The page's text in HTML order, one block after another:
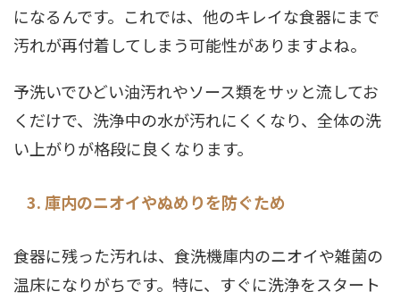
になるんです。これでは、他のキレイな食器にまで
汚れが再付着してしまう可能性がありますよね。
予洗いでひどい油汚れやソース類をサッと流してお
くだけで、洗浄中の水が汚れにくくなり、全体の洗
い上がりが格段に良くなります。
3. 庫内のニオイやぬめりを防ぐため
食器に残った汚れは、食洗機庫内のニオイや雑菌の
温床になりがちです。特に、すぐに洗浄をスタート